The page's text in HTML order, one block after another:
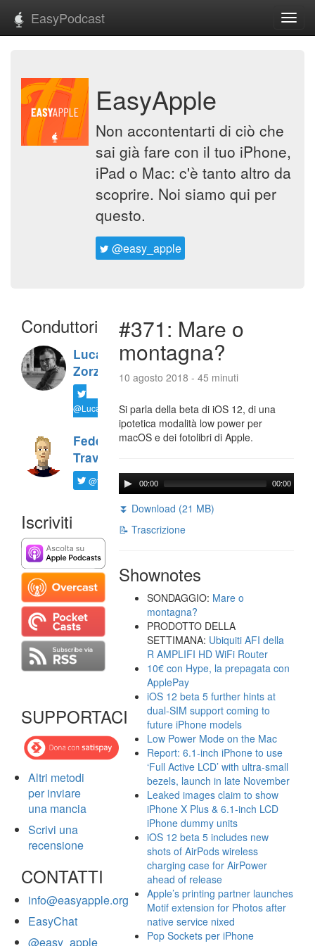
EasyPodcast
EasyApple
Non accontentarti di ciò che
sai già fare con il tuo iPhone,
iPad o Mac: c'è tanto altro da
scoprire. Noi siamo qui per
questo.
@easy_apple
Conduttori
Luca
Zorzi
@LucaTNT
Federico
Travaini
@ftrava
Iscriviti
SUPPORTACI
Altri metodi
per inviare
una mancia
Scrivi una
recensione
CONTATTI
info@easyapple.org
EasyChat
@easy_apple
#371: Mare o
montagna?
10 agosto 2018 - 45 minuti
Si parla della beta di iOS 12, di una
ipotetica modalità low power per
macOS e dei fotolibri di Apple.
00:00 00:00
⏬ Download (21 MB)
📝 Trascrizione
Shownotes
SONDAGGIO: Mare o
montagna?
PRODOTTO DELLA
SETTIMANA: Ubiquiti AFI della
R AMPLIFI HD WiFi Router
10€ con Hype, la prepagata con
ApplePay
iOS 12 beta 5 further hints at
dual-SIM support coming to
future iPhone models
Low Power Mode on the Mac
Report: 6.1-inch iPhone to use
‘Full Active LCD’ with ultra-small
bezels, launch in late November
Leaked images claim to show
iPhone X Plus & 6.1-inch LCD
iPhone dummy units
iOS 12 beta 5 includes new
shots of AirPods wireless
charging case for AirPower
ahead of release
Apple’s printing partner launches
Motif extension for Photos after
native service nixed
Pop Sockets per iPhone